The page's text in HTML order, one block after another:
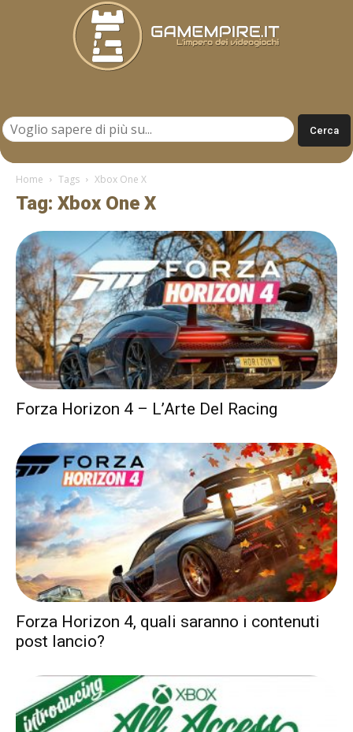
Home Tags Xbox One X
Tag: Xbox One X
Forza Horizon 4 – L’Arte Del Racing
Forza Horizon 4, quali saranno i contenuti
post lancio?